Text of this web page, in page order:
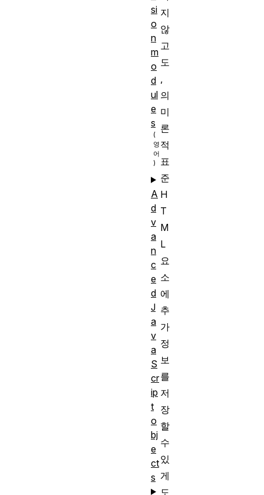
지
않
고
도
,
의
미
론
적
표
준
H
T
M
L
요
소
에
추
가
정
보
를
저
장
할
수
있
게
도
si
o
n
m
o
d
ul
e
s
A
d
v
a
n
c
e
d
J
a
v
a
S
cr
ip
t
o
bj
e
ct
s